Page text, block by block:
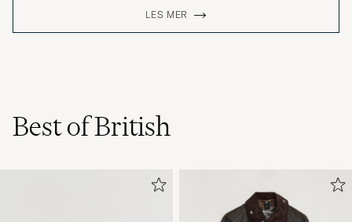
LES MER
Best of British